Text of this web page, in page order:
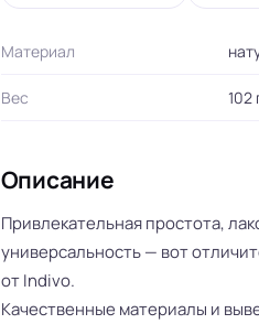
Материал
Вес 102
Описание
Привлекательная простота,
универсальность — вот
от Indivo.
Качественные материалы и